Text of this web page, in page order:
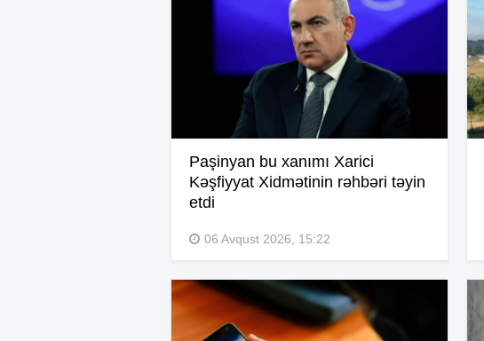
Paşinyan bu xanımı Xarici
Kəşfiyyat Xidmətinin rəhbəri təyin
etdi
06 Avqust 2026, 15:22